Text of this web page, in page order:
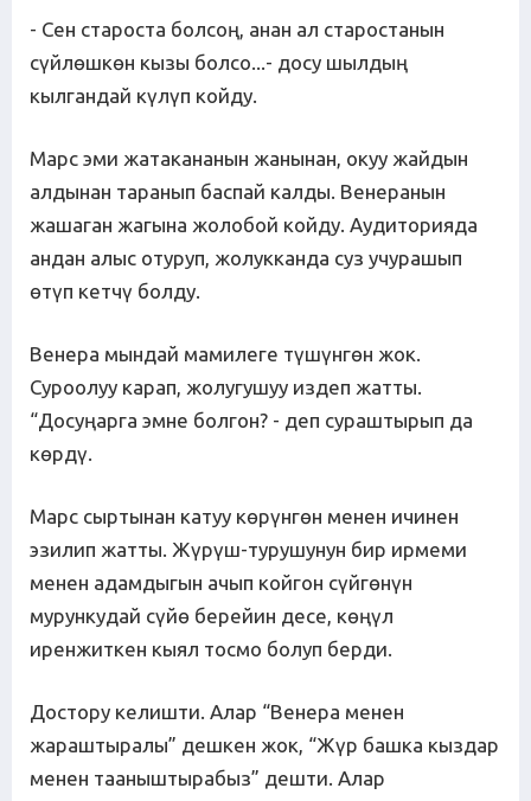
- Сен староста болсоң, анан ал старостанын
сүйлөшкөн кызы болсо...- досу шылдың
кылгандай күлүп койду.
Марс эми жатакананын жанынан, окуу жайдын
алдынан таранып баспай калды. Венеранын
жашаган жагына жолобой койду. Аудиторияда
андан алыс отуруп, жолукканда суз учурашып
өтүп кетчү болду.
Венера мындай мамилеге түшүнгөн жок.
Суроолуу карап, жолугушуу издеп жатты.
“Досуңарга эмне болгон? - деп сураштырып да
көрдү.
Марс сыртынан катуу көрүнгөн менен ичинен
эзилип жатты. Жүрүш-турушунун бир ирмеми
менен адамдыгын ачып койгон сүйгөнүн
мурункудай сүйө берейин десе, көңүл
иренжиткен кыял тосмо болуп берди.
Достору келишти. Алар “Венера менен
жараштыралы” дешкен жок, “Жүр башка кыздар
менен тааныштырабыз” дешти. Алар